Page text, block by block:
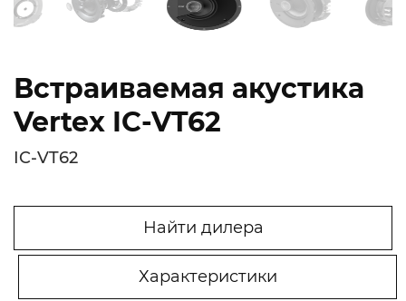
Встраиваемая акустика
Vertex IC-VT62
IC-VT62
Найти дилера
Характеристики